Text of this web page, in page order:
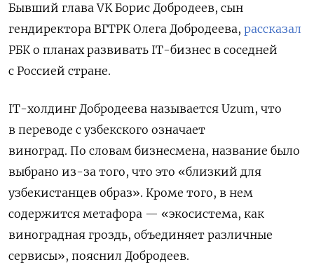
Бывший глава VK Борис Добродеев, сын
гендиректора ВГТРК Олега Добродеева, рассказал
РБК о планах развивать IT-бизнес в соседней
с Россией стране.
IT-холдинг Добродеева называется Uzum, что
в переводе с узбекского означает
виноград. По словам бизнесмена, название было
выбрано из-за того, что это «близкий для
узбекистанцев образ». Кроме того, в нем
содержится метафора — «экосистема, как
виноградная гроздь, объединяет различные
сервисы», пояснил Добродеев.